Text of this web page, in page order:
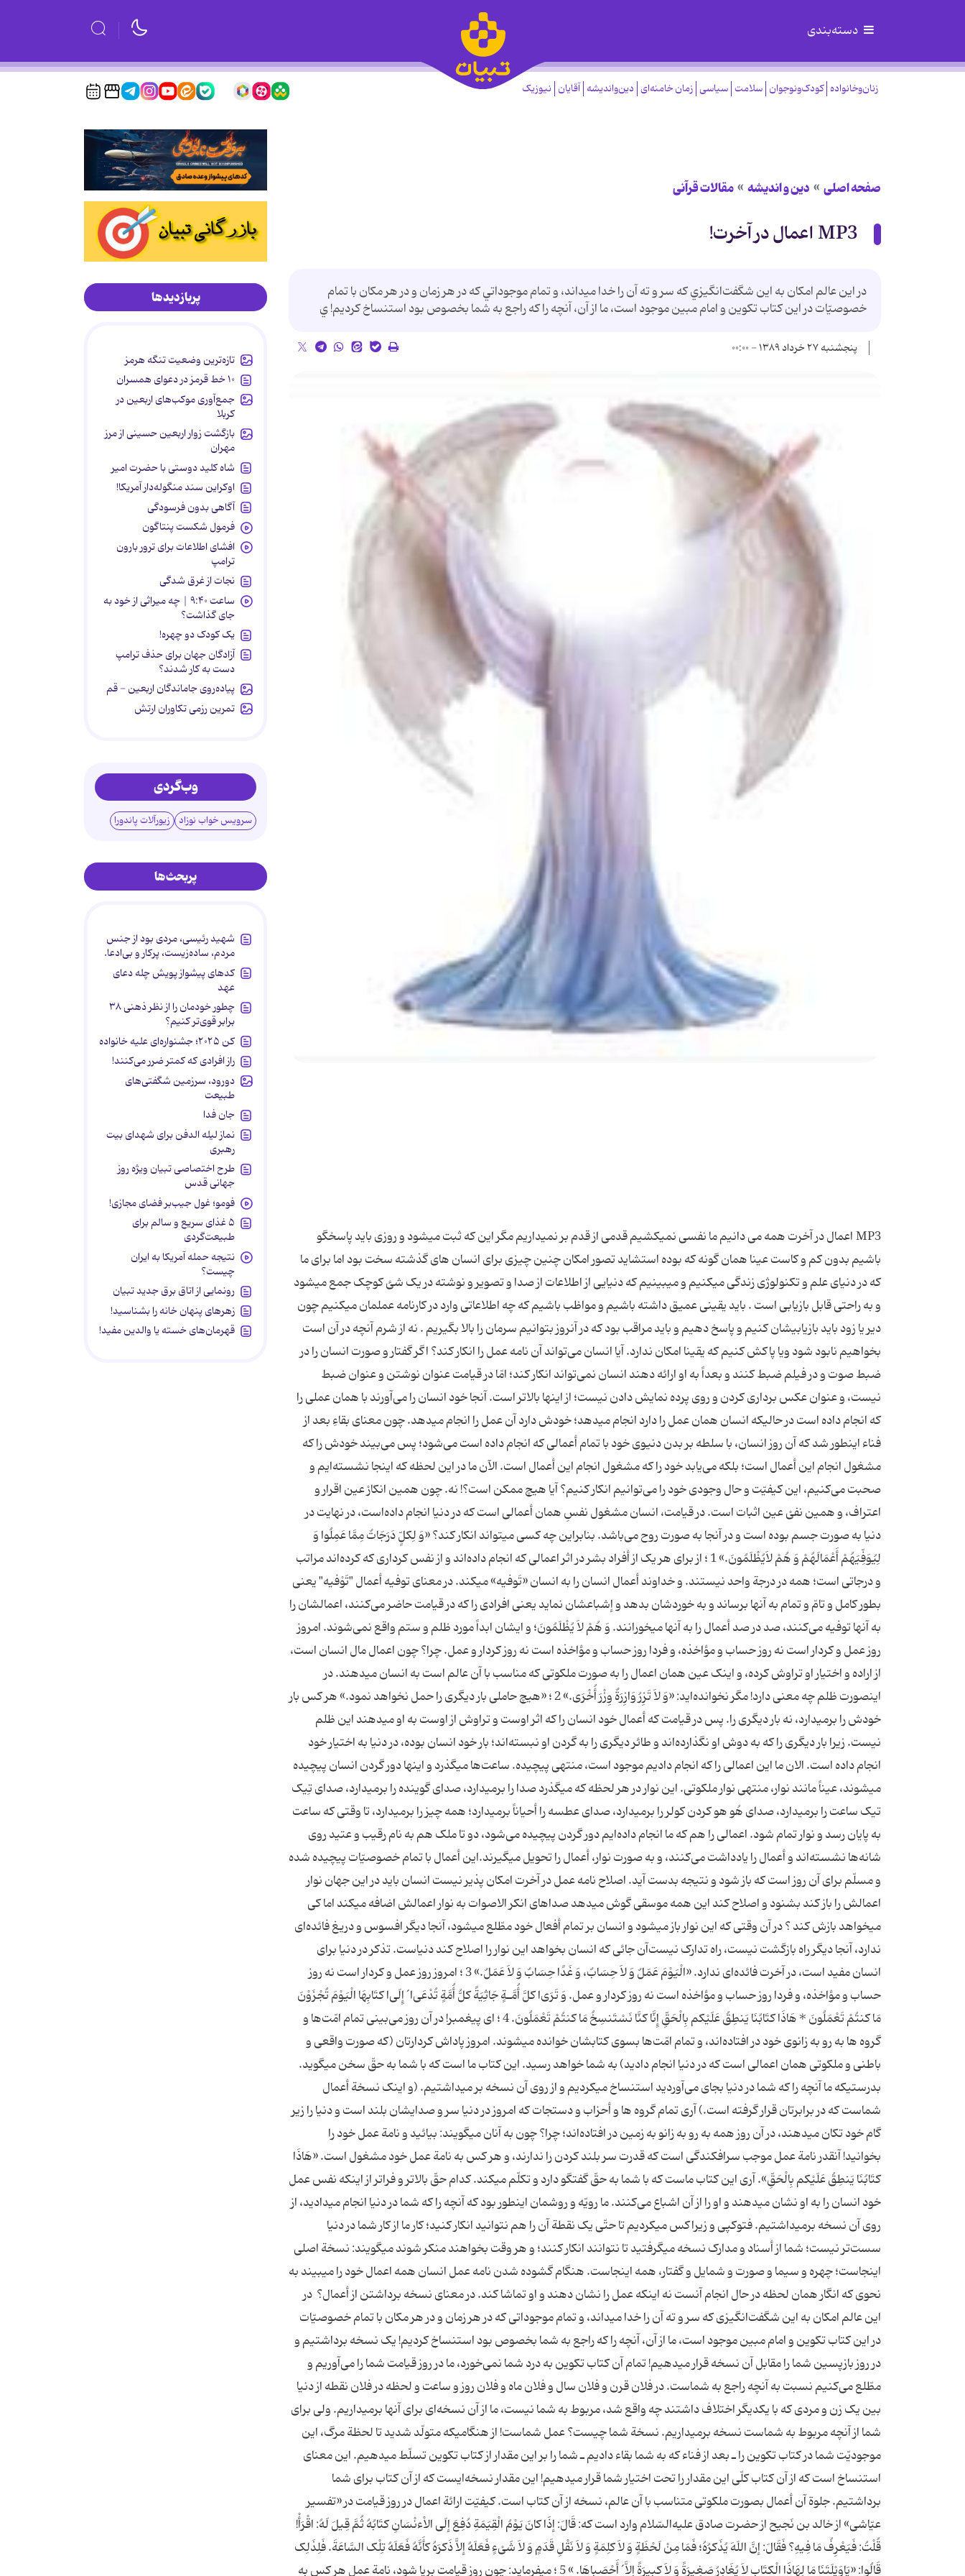
دسته‌بندی
زنان‌وخانواده کودک‌ونوجوان سلامت سیاسی زمان خامنه‌ای دین‌واندیشه آقایان نیوزیک
صفحه اصلی دین و اندیشه مقالات قرآنی
MP3 اعمال در آخرت!
در اين‌ عالم‌ امکان به‌ اين‌ شگفت‌انگيزي‌ که‌ سر و ته‌ آن‌ را خدا ميداند، و تمام‌ موجوداتي‌ که‌ در هر زمان‌ و در هر مکان‌ با تمام‌
خصوصيّات‌ در اين‌ کتاب‌ تکوين‌ و امام‌ مبين‌ موجود است‌، ما از آن‌، آنچه‌ را که‌ راجع‌ به‌ شما بخصوص‌ بود استنساخ‌ کرديم‌! ي
پنجشنبه ۲۷ خرداد ۱۳۸۹ - ۰۰:۰۰
MP3 اعمال در آخرت همه می دانیم ما نفسی نمیکشیم قدمی از قدم بر نمیداریم مگر این که ثبت میشود و روزی باید پاسخگو باشیم بدون کم و کاست عینا همان گونه که بوده استشاید تصور امکان چنین چیزی برای انسان های گذشته سخت بود اما برای ما که در دنیای علم و تکنولوژی زندگی میکنیم و میبینیم که دنیایی از اطلاعات از صدا و تصویر و نوشته در یک شئ کوچک جمع میشود و به راحتی قابل بازیابی است . باید یقینی عمیق داشته باشیم و مواظب باشیم که چه اطلاعاتی وارد در کارنامه عملمان میکنیم چون دیر یا زود باید بازیابیشان کنیم و پاسخ دهیم و باید مراقب بود که در آنروز بتوانیم سرمان را بالا بگیریم . نه از شرم آنچه در آن است بخواهیم نابود شود ویا پاکش کنیم که یقینا امکان ندارد. آیا انسان‌ می‌تواند آن‌ نامه‌ عمل‌ را انکار کند؟ اگر گفتار و صورت‌ انسان‌ را در ضبط‌ صوت‌ و در فیلم‌ ضبط‌ کنند و بعداً به‌ او ارائه‌ دهند انسان‌ نمی‌تواند انکار کند؛ امّا در قیامت‌ عنوان‌ نوشتن‌ و عنوان‌ ضبط‌ نیست‌، و عنوان‌ عکس‌ برداری‌ کردن‌ و روی‌ پرده‌ نمایش‌ دادن‌ نیست‌؛ از اینها بالاتر است‌. آنجا خود انسان‌ را می‌آورند با همان‌ عملی‌ را که‌ انجام‌ داده‌ است‌ در حالیکه‌ انسان‌ همان‌ عمل‌ را دارد انجام‌ میدهد؛ خودش‌ دارد آن‌ عمل‌ را انجام‌ میدهد. چون‌ معنای‌ بقاءِ بعد از فناء اینطور شد که‌ آن‌ روز انسان‌، با سلطه بر بدن‌ دنیوی‌ خود با تمام‌ أعمالی‌ که‌ انجام‌ داده‌ است‌ می‌شود؛ پس‌ می‌بیند خودش‌ را که‌ مشغول‌ انجام‌ این‌ أعمال‌ است‌؛ بلکه‌ می‌یابد خود را که‌ مشغول‌ انجام‌ این‌ أعمال‌ است‌. الآن‌ ما در این‌ لحظه‌ که‌ اینجا نشسته‌ایم‌ و صحبت‌ می‌کنیم‌، این‌ کیفیّت‌ و حال‌ وجودی‌ خود را می‌توانیم‌ انکار کنیم‌؟ آیا هیچ‌ ممکن‌ است‌؟! نه‌. چون‌ همین‌ انکارْ عین‌ اقرار و اعتراف‌، و همین‌ نفیْ عین‌ اثبات‌ است‌. در قیامت‌، انسان‌ مشغول‌ نفسِ همان‌ أعمالی‌ است‌ که‌ در دنیا انجام‌ داده‌است‌، در نهایت در دنیا به‌ صورت‌ جسم‌ بوده‌ است‌ و در آنجا به‌ صورت‌ روح‌ می‌باشد. بنابراین‌ چه‌ کسی‌ میتواند انکار کند؟ «وَ لِکلٍّ دَرَجَاتٌ مِمَّا عَمِلُوا وَ لِیُوَفِّیَهُمْ أَعْمَالَهُمْ وَ هُمْ لاَیُظْلَمُونَ.» 1 ؛ از برای‌ هر یک‌ از أفراد بشر در اثر اعمالی‌ که‌ انجام‌ داده‌اند و از نفس‌ کرداری‌ که‌ کرده‌اند مراتب‌ و درجاتی‌ است‌؛ همه‌ در درجة‌ واحد نیستند. و خداوند أعمال‌ انسان‌ را به‌ انسان‌ «تَوفیه‌» میکند. در معنای‌ توفیه‌ أعمال‌ "تَوْفیه"‌ یعنی‌ بطور کامل‌ و تامّ و تمام‌ به‌ آنها برساند و به‌ خوردشان‌ بدهد و إشباعشان‌ نماید یعنی‌ افرادی‌ را که‌ در قیامت‌ حاضر می‌کنند، اعمالشان‌ را به‌ آنها توفیه‌ می‌کنند، صد در صد أعمال‌ را به‌ آنها میخورانند. وَ هُمْ لاَ یُظْلَمُونَ؛ و ایشان‌ ابداً مورد ظلم‌ و ستم‌ واقع‌ نمی‌شوند. امروز روز عمل‌ و کردار است‌ نه‌ روز حساب‌ و مؤاخذه‌، و فردا روز حساب‌ و مؤاخذه‌ است‌ نه‌ روز کردار و عمل‌. چرا؟ چون‌ اعمال‌ مال‌ انسان‌ است‌، از اراده‌ و اختیار او تراوش‌ کرده‌، و اینک‌ عین‌ همان‌ اعمال‌ را به‌ صورت‌ ملکوتی‌ که‌ مناسب‌ با آن‌ عالم‌ است‌ به‌ انسان‌ میدهند. در اینصورت‌ ظلم‌ چه‌ معنی‌ دارد! مگر نخوانده‌اید: «وَ لاَ تَزِرُ وَازِرَةٌ وِزْرَ أُخْرَی.» 2 ؛ «هیچ‌ حاملی‌ بار دیگری‌ را حمل‌ نخواهد نمود.» هر کس‌ بار خودش‌ را برمیدارد، نه‌ بار دیگری‌ را. پس‌ در قیامت‌ که‌ أعمال‌ خود انسان‌ را که‌ اثر اوست‌ و تراوش‌ از اوست‌ به‌ او میدهند این‌ ظلم‌ نیست‌. زیرا بار دیگری‌ را که‌ به‌ دوش‌ او نگذارده‌اند و طائر دیگری‌ را به‌ گردن‌ او نبسته‌اند؛ بار خود انسان‌ بوده‌، در دنیا به‌ اختیار خود انجام‌ داده‌ است‌. الان‌ ما این‌ اعمالی‌ را که‌ انجام‌ دادیم‌ موجود است‌، منتهی‌ پیچیده‌. ساعت‌ها میگذرد و اینها دور گردن‌ انسان‌ پیچیده‌ میشوند، عیناً مانند نوار، منتهی‌ نوار ملکوتی‌. این‌ نوار در هر لحظه‌ که‌ میگذرد صدا را برمیدارد، صدای‌ گوینده‌ را برمیدارد، صدای‌ تِیک‌ تیک‌ ساعت‌ را برمیدارد، صدای‌ هُو هو کردن‌ کولر را برمیدارد، صدای‌ عطسه‌ را أحیاناً برمیدارد؛ همه‌ چیز را برمیدارد، تا وقتی‌ که‌ ساعت‌ به‌ پایان‌ رسد و نوار تمام‌ شود. اعمالی‌ را هم‌ که‌ ما انجام‌ داده‌ایم‌ دور گردن‌ پیچیده‌ می‌شود، دو تا ملک‌ هم‌ به‌ نام‌ رقیب‌ و عتید روی‌ شانه‌ها نشسته‌اند و أعمال‌ را یادداشت‌ می‌کنند، و به‌ صورت‌ نوار، أعمال‌ را تحویل‌ میگیرند.این‌ أعمال‌ با تمام‌ خصوصیّات پیچیده‌ شده‌ و مسلّم‌ برای‌ آن‌ روز است‌ که‌ باز شود و نتیجه‌ بدست‌ آید. اصلاح‌ نامه عمل‌ در آخرت‌ امکان‌ پذیر نیست‌ انسان باید در این جهان نوار اعمالش را باز کند بشنود و اصلاح کند این همه موسقی گوش میدهد صداهای انکر الاصوات به نوار اعمالش اضافه میکند اما کی میخواهد بازش کند ؟ در آن‌ وقتی‌ که‌ این‌ نوار باز میشود و انسان‌ بر تمام‌ أفعال‌ خود مطّلع‌ میشود، آنجا دیگر افسوس‌ و دریغ‌ فائده‌ای‌ ندارد، آنجا دیگر راه‌ بازگشت‌ نیست‌، راه‌ تدارک‌ نیست‌آن‌ جائی‌ که‌ انسان‌ بخواهد این‌ نوار را اصلاح‌ کند دنیاست‌. تذکر در دنیا برای‌ انسان‌ مفید است‌، در آخرت‌ فائده‌ای‌ ندارد. «الْیَوْمَ عَمَلٌ وَ لاَ حِسَابٌ، وَ غَدًا حِسَابٌ وَ لاَ عَمَلٌ.» 3 ؛ امروز روز عمل‌ و کردار است‌ نه‌ روز حساب‌ و مؤاخذه‌، و فردا روز حساب‌ و مؤاخذه‌ است‌ نه‌ روز کردار و عمل‌. وَ تَرَی‌ا کلَّ أُمَّـةٍ جَاثِیَةً کلُّ أُمَّةٍ تُدْعَی‌ا´ إِلَی‌ا کتَابِهَا الْیَوْمَ تُجْزَوْنَ مَا کنتُمْ تَعْمَلُونَ * هَاذَا کتَابُنَا یَنطِقُ عَلَیْکم‌ بِالْحَقِّ إِنَّا کنَّا نَسْتَنسِخُ مَا کنتُمْ تَعْمَلُونَ. 4 ؛ ای‌ پیغمبر! در آن‌ روز می‌بینی‌ تمام‌ امّت‌ها و گروه ها به‌ رو به‌ زانوی‌ خود در افتاده‌اند، و تمام‌ امّت‌ها بسوی‌ کتابشان‌ خوانده‌ میشوند. امروز پاداش‌ کردارتان‌ (که‌ صورت‌ واقعی‌ و باطنی‌ و ملکوتی‌ همان‌ اعمالی‌ است‌ که‌ در دنیا انجام‌ دادید) به‌ شما خواهد رسید. این‌ کتاب‌ ما است‌ که‌ با شما به‌ حقّ سخن‌ میگوید. بدرستیکه‌ ما آنچه‌ را که‌ شما در دنیا بجای‌ می‌آوردید استنساخ‌ میکردیم‌ و از روی‌ آن‌ نسخه‌ بر میداشتیم‌. (و اینک‌ نسخة‌ أعمال‌ شماست‌ که‌ در برابرتان‌ قرار گرفته‌ است‌.) آری‌ تمام‌ گروه ها و أحزاب‌ و دستجات‌ که‌ امروز در دنیا سر و صدایشان‌ بلند است‌ و دنیا را زیر گام‌ خود تکان‌ میدهند، در آن‌ روز همه‌ به‌ رو به‌ زانو به‌ زمین‌ در افتاده‌اند؛ چرا؟ چون‌ به‌ آنان‌ میگویند: بیائید و نامة‌ عمل‌ خود را بخوانید! آنقدر نامة‌ عمل‌ موجب‌ سرافکندگی‌ است‌ که‌ قدرت‌ سر بلند کردن‌ را ندارند، و هر کس‌ به‌ نامة‌ عمل‌ خود مشغول‌ است‌. «هَاذَا کتَابُنَا یَنطِقُ عَلَیْکم‌ بِالْحَقِّ». آری‌ این‌ کتاب‌ ماست‌ که‌ با شما به‌ حقّ گفتگو دارد و تکلّم‌ میکند. کدام‌ حقّ بالاتر و فراتر از اینکه‌ نفس‌ عمل‌ خود انسان‌ را به‌ او نشان‌ میدهند و او را از آن‌ اشباع‌ می‌کنند. ما رویّه‌ و روشمان‌ اینطور بود که‌ آنچه‌ را که‌ شما در دنیا انجام‌ میدادید، از روی‌ آن‌ نسخه‌ برمیداشتیم‌. فتوکپی‌ و زیراکس‌ میکردیم‌ تا حتّی‌ یک‌ نقطة‌ آن‌ را هم‌ نتوانید انکار کنید؛ کار ما از کار شما در دنیا سست‌تر نیست‌؛ شما از أسناد و مدارک‌ نسخه‌ میگرفتید تا نتوانند انکار کنند؛ و هر وقت‌ بخواهند منکر شوند میگویند: نسخة‌ اصلی‌ اینجاست‌؛ چهره‌ و سیما و صورت‌ و شمایل‌ و گفتار، همه‌ اینجاست‌. هنگام گشوده شدن نامه عمل انسان همه اعمال خود را میبیند به نحوی که انگار همان لحظه در حال انجام آنست نه اینکه عمل را نشان دهند و او تماشا کند. در معنای‌ نسخه‌ برداشتن‌ از أعمال؟ ‌ در این‌ عالم‌ امکان به‌ این‌ شگفت‌انگیزی‌ که‌ سر و ته‌ آن‌ را خدا میداند، و تمام‌ موجوداتی‌ که‌ در هر زمان‌ و در هر مکان‌ با تمام‌ خصوصیّات‌ در این‌ کتاب‌ تکوین‌ و امام‌ مبین‌ موجود است‌، ما از آن‌، آنچه‌ را که‌ راجع‌ به‌ شما بخصوص‌ بود استنساخ‌ کردیم‌! یک‌ نسخه‌ برداشتیم‌ و در روز بازپسین‌ شما را مقابل‌ آن‌ نسخه‌ قرار میدهیم‌! تمام‌ آن‌ کتاب‌ تکوین‌ به‌ درد شما نمی‌خورد، ما در روز قیامت‌ شما را می‌آوریم‌ و مطّلع‌ می‌کنیم‌ نسبت‌ به‌ آنچه‌ راجع‌ به‌ شماست‌. در فلان‌ قرن‌ و فلان‌ سال‌ و فلان‌ ماه‌ و فلان‌ روز و ساعت‌ و لحظه‌ در فلان‌ نقطه‌ از دنیا بین‌ یک‌ زن‌ و مردی‌ که‌ با یکدیگر اختلاف‌ داشتند چه‌ واقع‌ شد، مربوط‌ به‌ شما نیست‌، ما از آن‌ نسخه‌ای‌ برای‌ آنها برمیداریم‌. ولی‌ برای‌ شما از آنچه‌ مربوط‌ به‌ شماست‌ نسخه‌ برمیداریم‌. نسخة‌ شما چیست‌؟ عمل‌ شماست‌! از هنگامیکه‌ متولّد شدید تا لحظة‌ مرگ‌، این‌ موجودیّت‌ شما در کتاب‌ تکوین‌ را ـ بعد از فناء که‌ به‌ شما بقاء دادیم‌ ـ شما را بر این‌ مقدار از کتاب‌ تکوین‌ تسلّط‌ میدهیم‌. این‌ معنای‌ استنساخ‌ است‌ که‌ از آن‌ کتاب‌ کلّی‌ این‌ مقدار را تحت‌ اختیار شما قرار میدهیم‌! این‌ مقدار نسخه‌ایست‌ که‌ از آن‌ کتاب‌ برای‌ شما برداشتیم‌. جلوة‌ آن‌ أعمال‌ بصورت‌ ملکوتی‌ متناسب‌ با آن‌ عالم‌، نسخه‌ از آن‌ کتاب‌ است‌. کیفیّت‌ ارائة‌ اعمال‌ در روز قیامت‌ در «تفسیر عیّاشی‌» از خالد بن‌ نَجیح‌ از حضرت‌ صادق‌ علیه‌السّلام‌ وارد است‌ که‌: قَالَ: إذَا کانَ یَوْمُ الْقِیَمَةِ دُفِعَ إلَی‌ الاْءنْسَانِ کتَابُهُ ثُمَّ قِیلَ لَهُ: اقْرَأْ! قُلْتُ: فَیَعْرِفُ مَا فِیهِ؟ فَقَالَ: إنَّ اللَهَ یُذَکرُهُ؛ فَمَا مِنْ لَحْظَةٍ وَ لاَ کلِمَةٍ وَ لاَ نَقْلِ قَدَمٍ وَ لاَ شَیْءٍ فَعَلَهُ إلاَّ ذَکرَهُ کأَنَّهُ فَعَلَهُ تِلْک السَّاعَةَ. فَلِذَلِک قَالُوا: «یَاوَیْلَتَنَا مَا لِهَاذَا الْکتَابِ لاَ یُغَادِرُ صَغِیرَةً وَ لاَ کبِیرَةً إِلاَّ´ أَحْصَباهَا. » 5 ؛ میفرماید: چون‌ روز قیامت‌ برپا شود، نامة‌ عمل‌ هر کس‌ به‌ او داده‌ میشود و سپس‌ به‌ او گفته‌ میشود: بخوان‌! راوی‌ گوید: عرض‌ کردم‌: آیا آنچه‌ در آن‌ نامة‌ عمل‌ است‌ این‌ شخص‌ می‌شناسد و می‌فهمد؟ حضرت‌ فرمود: خداوند او را می‌فهماند و متذکر میکند، و بنابراین‌ هیچ‌ لحظه‌ای‌ بر او وارد نشده‌ است‌، و کلمه‌ای‌ از او صادر نگردیده‌ است‌، و یک‌ گام‌ برنداشته‌ است‌، و هیچ‌ عملی‌ را انجام‌ نداده‌ است‌، مگر اینکه‌ خداوند او را متذکر میکند و آگاه‌ می‌نماید، بطوریکه‌ گویا آن‌ عمل‌ را در همان‌ ساعت‌ بجای‌ آورده‌ است‌. و بدین‌ جهت‌ است‌ که‌ میگویند: ای‌ وای‌ بر ما، این‌ چه‌ کتابی‌ است‌ که‌ از ضبط‌ و ثبت‌ و شمارش‌ هیچ‌ صغیره‌ و کبیره‌ای‌ دریغ‌ ننموده‌ است‌!» میفرماید: انسان‌ تمام‌ أعمال‌ خود را می‌بیند مثل‌ اینکه‌ این‌ عمل‌ عمل‌ اوست‌ که‌ در آن‌ ساعت‌ انجام‌ داده‌ است‌. انسان‌ در قیامت‌ اعمالی‌ را که‌ در دنیا انجام‌ داده‌ و بصورت‌ مُلکی‌ و ظاهری‌ بوده‌، بصورت‌ ملکوتی‌ چنان‌ می‌بیند و می‌یابد که‌ گوئی‌ آن‌ عمل‌ را در همان‌ ساعت‌ بجای‌ آورده‌ است‌؛ نه‌ آنکه‌ خودش‌ کنار است‌ و عمل‌ را تماشا میکند. و بر همین‌ اساس‌ است‌ که‌ فریادها بلند میشود و همه‌ صدا میزنند: یَاوَیْلَتَنَا! ای‌ وای‌ بر ما! مَا لِهَاذَا الْکتَابِ؟ چیست‌ داستان‌ وقضیّة‌ این‌ نامة‌ عمل‌ که‌ نه‌ یک‌ گناه‌ کوچکی‌ و نه‌ بزرگی‌ از این‌ نامة‌ عمل‌ جا نیفتاده‌ و فوت‌ نشده‌ است‌. « إِنَّا نَحْنُ نُحْیِ الْمَوْتَی‌ا وَ نَکتُبُ مَا قَدَّمُوا وَ ءَاثَارَهُمْ وَ کلَّ شَیْءٍ أَحْصَیْنَاهُ فِی‌´ إِمَامٍ مُبِینٍ. » 6 حقّاً که‌ ما خودمان‌ مردگان‌ را زنده‌ می‌کنیم‌ و آنچه‌ را که‌ آنان‌ از پیش‌ فرستاده‌اند و آثارشان‌ را می‌نویسیم‌؛ و هر چیزی‌ را در امام‌ مبین‌ شمارش‌ می‌کنیم‌. آنقدر نامة‌ عمل‌ موجب‌ سرافکندگی‌ است‌ که‌ کسی قدرت‌ سر بلند کردن‌ را ندارد، و هر کس‌ به‌ نامة‌ عمل‌ خود مشغول‌ است‌. چون‌ ممکنست‌ انسان‌ از دنیا برود ولی‌ آثاری‌ داشته‌ باشد، آن‌ آثارش‌ هم‌ در نامة‌ عمل‌ نوشته‌ میشود. کسی‌ مثلاً مسجدی‌ بسازد، بعد از اینکه‌ مُرد، مردم‌ بیایند و در آن‌ مسجد
پربازدیدها
تازه‌ترین وضعیت تنگه هرمز
۱۰ خط قرمز در دعوای همسران
جمع‌آوری موکب‌های اربعین در
کربلا
بازگشت زوار اربعین حسینی از مرز
مهران
شاه کلید دوستی با حضرت امیر
اوکراین سند منگوله‌دار آمریکا!
آگاهی بدون فرسودگی
فرمول شکست پنتاگون
افشای اطلاعات برای ترور بارون
ترامپ
نجات از غرق شدگی
ساعت ۹:۴۰ | چه میراثی از خود به
جای گذاشت؟
یک کودک دو چهره!
آزادگان جهان برای حذف ترامپ
دست به کار شدند؟
پیاده‌روی جاماندگان اربعین - قم
تمرین رزمی تکاوران ارتش
وب‌گردی
سرویس خواب نوزاد زیورآلات پاندورا
پربحث‌ها
شهید رئیسی، مردی بود از جنس
مردم، ساده‌زیست، پرکار و بی‌ادعا.
کدهای پیشواز پویش چله دعای
عهد
چطور خودمان را از نظر ذهنی ۳۸
برابر قوی‌تر کنیم؟
کن ۲۰۲۵؛ جشنواره‌ای علیه خانواده
راز افرادی که کمتر ضرر می‌کنند!
دورود، سرزمین شگفتی‌های
طبیعت
جان فدا
نماز لیله الدفن برای شهدای بیت
رهبری
طرح اختصاصی تبیان ویژه روز
جهانی قدس
فومو؛ غول جیب‌بر فضای مجازی!
۵ غذای سریع و سالم برای
طبیعت‌گردی
نتیجه حمله آمریکا به ایران
چیست؟
رونمایی از اتاق برق جدید تبیان
زهرهای پنهان خانه را بشناسید!
قهرمان‌های خسته یا والدین مفید!